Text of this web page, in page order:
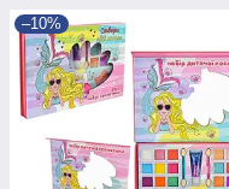
–10%